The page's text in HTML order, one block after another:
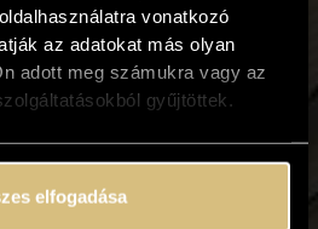
vonatkozó
az adatokat más olyan
adott meg számukra vagy az
gyűjtöttek.
elfogadása